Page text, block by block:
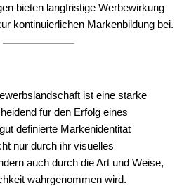
bieten langfristige Werbewirkung
kontinuierlichen Markenbildung bei.
ist eine starke
für den Erfolg eines
definierte Markenidentität
nur durch ihr visuelles
auch durch die Art und Weise,
wahrgenommen wird.